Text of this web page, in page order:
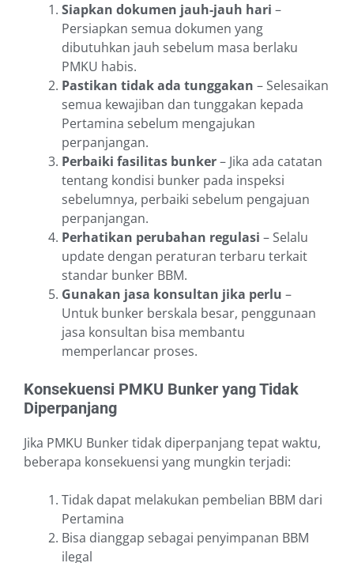
Siapkan dokumen jauh-jauh hari –
Persiapkan semua dokumen yang
dibutuhkan jauh sebelum masa berlaku
PMKU habis.
Pastikan tidak ada tunggakan – Selesaikan
semua kewajiban dan tunggakan kepada
Pertamina sebelum mengajukan
perpanjangan.
Perbaiki fasilitas bunker– Jika ada catatan
tentang kondisi bunker pada inspeksi
sebelumnya, perbaiki sebelum pengajuan
perpanjangan.
Perhatikan perubahan regulasi – Selalu
update dengan peraturan terbaru terkait
standar bunker BBM.
Gunakan jasa konsultan jika perlu –
Untuk bunker berskala besar, penggunaan
jasa konsultan bisa membantu
memperlancar proses.
Konsekuensi PMKU Bunker yang Tidak
Diperpanjang
Jika PMKU Bunker tidak diperpanjang tepat waktu,
beberapa konsekuensi yang mungkin terjadi:
Tidak dapat melakukan pembelian BBM dari
Pertamina
Bisa dianggap sebagai penyimpanan BBM
ilegal